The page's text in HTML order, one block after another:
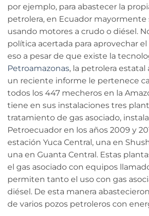
por ejemplo, para abastecer la
petrolera, en Ecuador mayormente
usando motores a crudo o diésel.
política acertada para aprovechar el
eso a pesar de que existe la
Petroamazonas, la petrolera estatal
un reciente informe le pertenece
todos los 447 mecheros en la
tiene en sus instalaciones tres
tratamiento de gas asociado,
Petroecuador en los años 2009 y
estación Yuca Central, una en
una en Guanta Central. Estas
el gas asociado con equipos
permiten tanto el uso con gas
diésel. De esta manera
de varios pozos petroleros con